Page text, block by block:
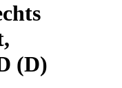
(D)